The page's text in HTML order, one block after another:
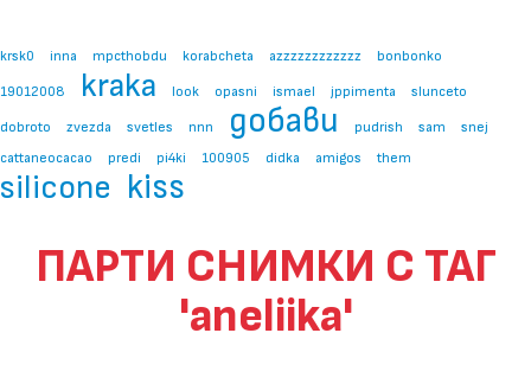
krsk0 inna mpcthobdu korabcheta azzzzzzzzzzzz
bonbonko
19012008
kraka look opasni ismael jppimenta
slunceto
dobroto
zvezda svetles nnn добави pudrish sam
snej
cattaneocacao
predi pi4ki 100905 didka amigos them
silicone kiss
ПАРТИ СНИМКИ С ТАГ
'aneliika'